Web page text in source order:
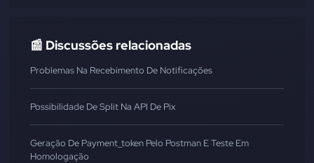
📰 Discussões relacionadas
Problemas Na Recebimento De Notificações
Possibilidade De Split Na API De Pix
Geração De Payment_token Pelo Postman E Teste Em
Homologação